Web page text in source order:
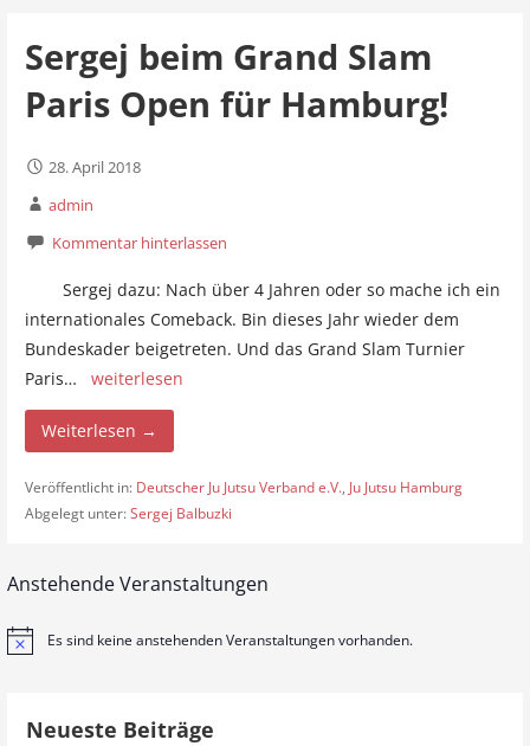
Sergej beim Grand Slam
Paris Open für Hamburg!
28. April 2018
admin
Kommentar hinterlassen
Sergej dazu: Nach über 4 Jahren oder so mache ich ein
internationales Comeback. Bin dieses Jahr wieder dem
Bundeskader beigetreten. Und das Grand Slam Turnier
Paris… weiterlesen
Weiterlesen →
Veröffentlicht in: Deutscher Ju Jutsu Verband e.V., Ju Jutsu Hamburg
Abgelegt unter:Sergej Balbuzki
Anstehende Veranstaltungen
H
Es sind keine anstehenden Veranstaltungen vorhanden.
Neueste Beiträge